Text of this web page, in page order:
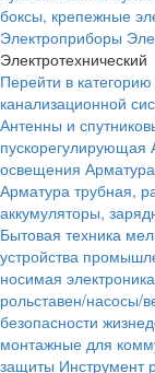
боксы, крепежные
Электроприборы
Электротехнический
Перейти в категорию
канализационной
Антенны и
пускорегулирующая
освещения
Арматура трубная,
аккумуляторы,
Бытовая техника
устройства
носимая электроника
рольставен/насосы/
безопасности
монтажные для
защиты Инструмент